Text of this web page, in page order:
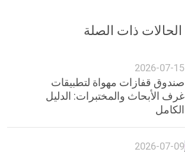
الحالات ذات الصلة
2026-07-15
صندوق قفازات مهواة لتطبيقات
غرف الأبحاث والمختبرات: الدليل
الكامل
2026-07-09